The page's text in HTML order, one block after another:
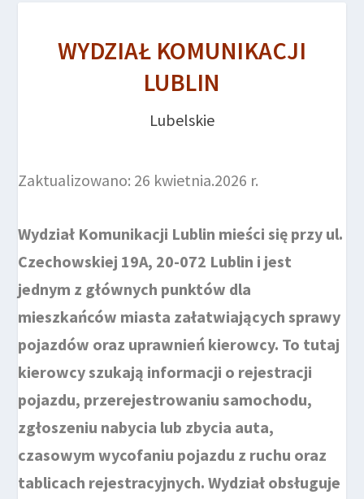
WYDZIAŁ KOMUNIKACJI
LUBLIN
Lubelskie
Zaktualizowano: 26 kwietnia.2026 r.
Wydział Komunikacji Lublin mieści się przy ul.
Czechowskiej 19A, 20-072 Lublin i jest
jednym z głównych punktów dla
mieszkańców miasta załatwiających sprawy
pojazdów oraz uprawnień kierowcy. To tutaj
kierowcy szukają informacji o rejestracji
pojazdu, przerejestrowaniu samochodu,
zgłoszeniu nabycia lub zbycia auta,
czasowym wycofaniu pojazdu z ruchu oraz
tablicach rejestracyjnych. Wydział obsługuje